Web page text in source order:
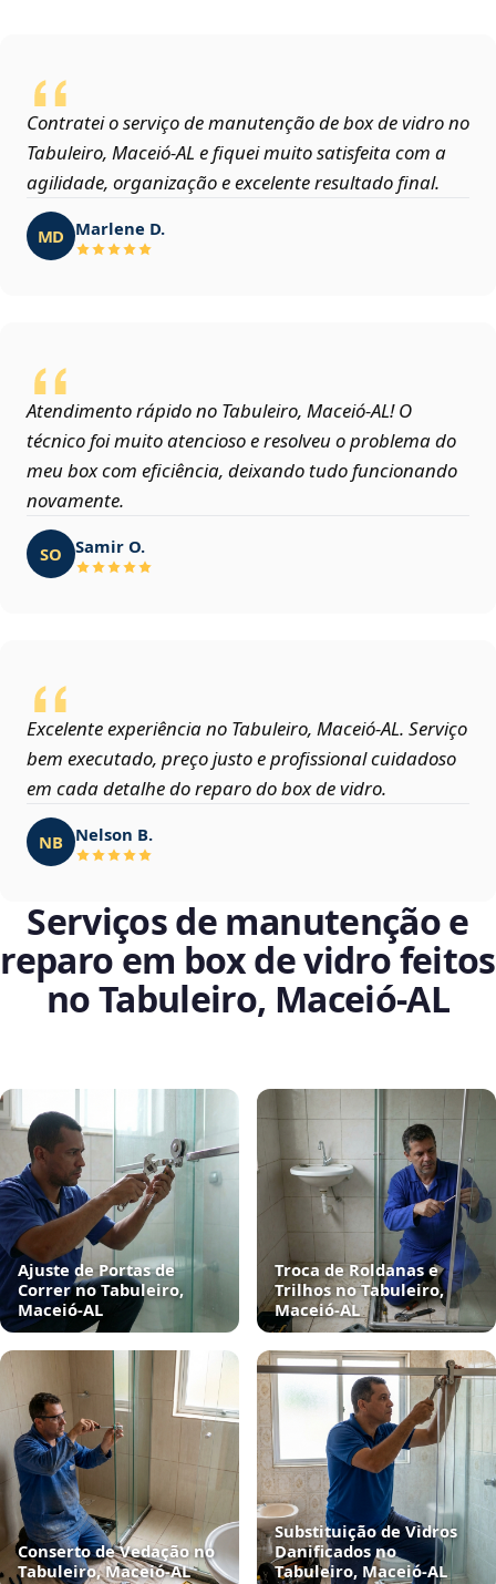
Contratei o serviço de manutenção de box de vidro no
Tabuleiro, Maceió‑AL e fiquei muito satisfeita com a
agilidade, organização e excelente resultado final.
MD Marlene D.
Atendimento rápido no Tabuleiro, Maceió‑AL! O
técnico foi muito atencioso e resolveu o problema do
meu box com eficiência, deixando tudo funcionando
novamente.
SO Samir O.
Excelente experiência no Tabuleiro, Maceió‑AL. Serviço
bem executado, preço justo e profissional cuidadoso
em cada detalhe do reparo do box de vidro.
NB Nelson B.
Serviços de manutenção e
reparo em box de vidro feitos
no Tabuleiro, Maceió‑AL
Ajuste de Portas de
Correr no Tabuleiro,
Maceió‑AL
Troca de Roldanas e
Trilhos no Tabuleiro,
Maceió‑AL
Conserto de Vedação no
Tabuleiro, Maceió‑AL
Substituição de Vidros
Danificados no
Tabuleiro, Maceió‑AL